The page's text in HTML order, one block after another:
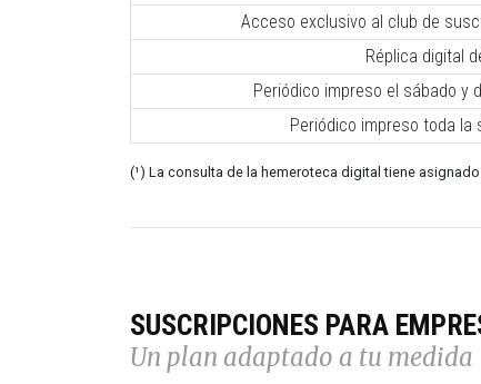
Acceso exclusivo al club de
Réplica digital
Periódico impreso el sábado y
Periódico impreso toda la
(¹) La consulta de la hemeroteca digital tiene
SUSCRIPCIONES PARA
Un plan adaptado a tu medida